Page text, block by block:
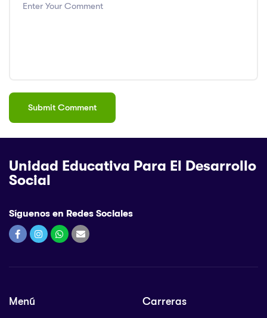
Unidad Educativa Para El Desarrollo
Social
Síguenos en Redes Sociales
Menú Carreras